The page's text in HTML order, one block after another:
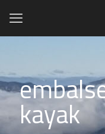
kayak